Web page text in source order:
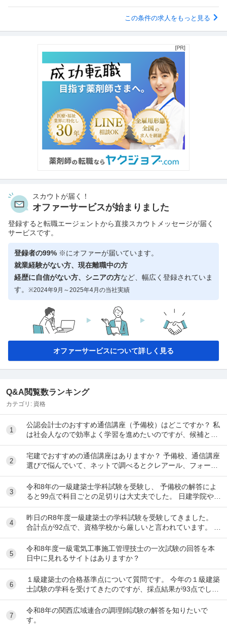
この条件の求人をもっと見る
スカウトが届く！
オファーサービスが始まりました
登録すると転職エージェントから直接スカウトメッセージが届く
サービスです。
登録者の99% ※にオファーが届いています。
就業経験がない方、現在離職中の方
経歴に自信がない方、シニアの方など、幅広く登録されていま
す。 ※2024年9月～2025年4月の当社実績
オファーサービスについて詳しく見る
Q&A閲覧数ランキング
カテゴリ: 資格
1
公認会計士のおすすめ通信講座（予備校）はどこですか？ 私
は社会人なので効率よく学習を進めたいのですが、候補とし
てはクレアール、LEC、CPA会計学院、大原...
2
宅建でおすすめの通信講座はありますか？ 予備校、通信講座
選びで悩んでいて、ネットで調べるとクレアール、フォーサ
イト、スタディング、TACなど色々出てきて...
3
令和8年の一級建築士学科試験を受験し、 予備校の解答によ
ると99点で科目ごとの足切りは大丈夫でした。 日建学院やX
によると合格最低点予想が高くなると言われ...
4
昨日のR8年度一級建築士の学科試験を受験してきました。
合計点が92点で、資格学校から厳しいと言われています。 製
図の準備は始めるべきでしょうか？ ちな...
5
令和8年度一級電気工事施工管理技士の一次試験の回答を本
日中に見れるサイトはありますか？
6
１級建築士の合格基準点について質問です。 今年の１級建築
士試験の学科を受けてきたのですが、採点結果が93点でし
た。 各予備校の予想される合格基準点は N...
7
令和8年の関西広域連合の調理師試験の解答を知りたいで
す。